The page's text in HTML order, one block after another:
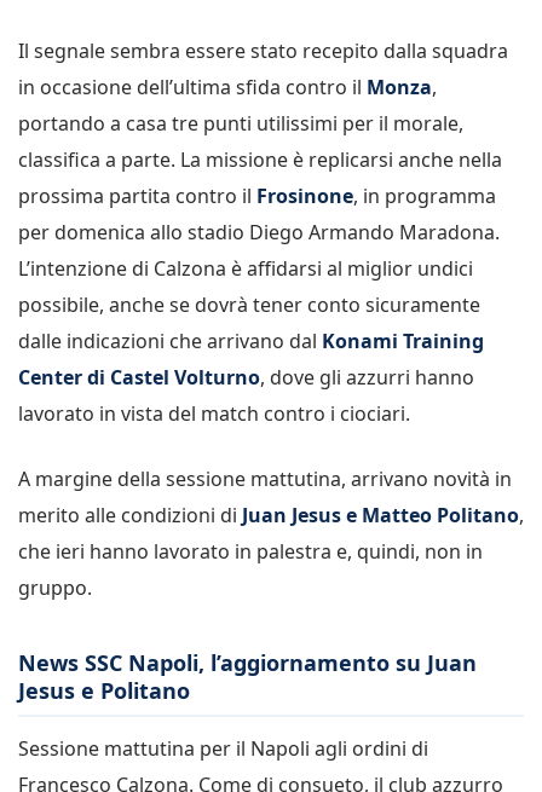
Il segnale sembra essere stato recepito dalla squadra
in occasione dell’ultima sfida contro il Monza,
portando a casa tre punti utilissimi per il morale,
classifica a parte. La missione è replicarsi anche nella
prossima partita contro il Frosinone, in programma
per domenica allo stadio Diego Armando Maradona.
L’intenzione di Calzona è affidarsi al miglior undici
possibile, anche se dovrà tener conto sicuramente
dalle indicazioni che arrivano dal Konami Training
Center di Castel Volturno, dove gli azzurri hanno
lavorato in vista del match contro i ciociari.
A margine della sessione mattutina, arrivano novità in
merito alle condizioni di Juan Jesus e Matteo Politano,
che ieri hanno lavorato in palestra e, quindi, non in
gruppo.
News SSC Napoli, l’aggiornamento su Juan
Jesus e Politano
Sessione mattutina per il Napoli agli ordini di
Francesco Calzona. Come di consueto, il club azzurro